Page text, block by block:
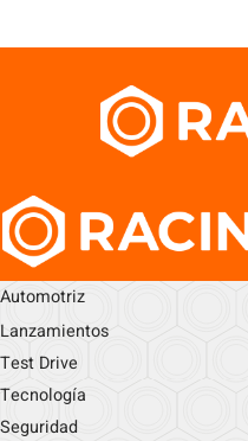
Automotriz
Lanzamientos
Test Drive
Tecnología
Seguridad